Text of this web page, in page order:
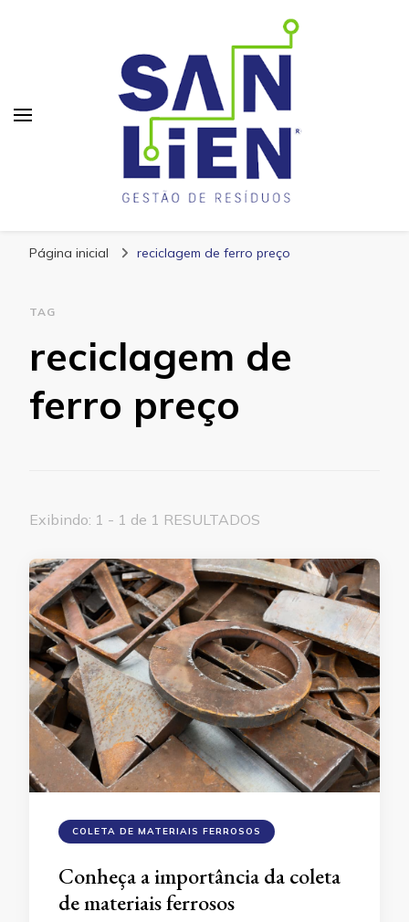
Página inicial reciclagem de ferro preço
TAG
reciclagem de
ferro preço
Exibindo: 1 - 1 de 1 RESULTADOS
COLETA DE MATERIAIS FERROSOS
Conheça a importância da coleta
de materiais ferrosos